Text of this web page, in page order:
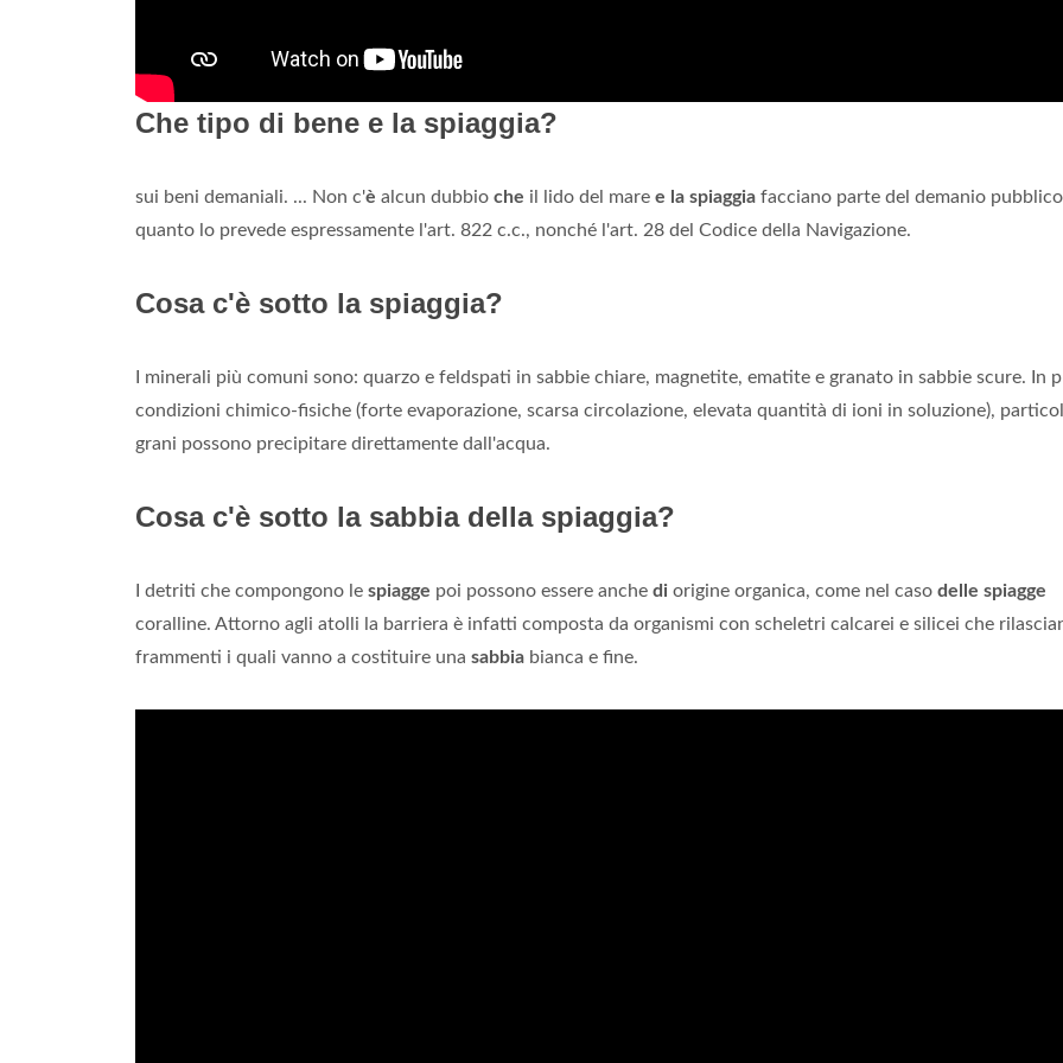
Che tipo di bene e la spiaggia?
sui beni demaniali. ... Non c'è alcun dubbio che il lido del mare e la spiaggia facciano parte del demanio
quanto lo prevede espressamente l'art. 822 c.c., nonché l'art. 28 del Codice della Navigazione.
Cosa c'è sotto la spiaggia?
I minerali più comuni sono: quarzo e feldspati in sabbie chiare, magnetite, ematite e granato in sabbie scure. In
condizioni chimico-fisiche (forte evaporazione, scarsa circolazione, elevata quantità di ioni in soluzione),
grani possono precipitare direttamente dall'acqua.
Cosa c'è sotto la sabbia della spiaggia?
I detriti che compongono le spiagge poi possono essere anche di origine organica, come nel caso delle spiagge
coralline. Attorno agli atolli la barriera è infatti composta da organismi con scheletri calcarei e silicei che
frammenti i quali vanno a costituire una sabbia bianca e fine.